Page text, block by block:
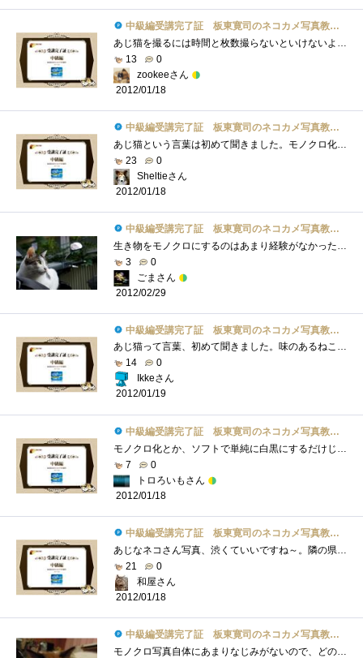
中級編受講完了証 板東寛司のネコカメ写真教室パート2
あじ猫を撮るには時間と枚数撮らないといけないような感じですね。モノクロ写真は絵画的でいいですね。カラーが当たり前の今では逆に新鮮に�...
13
0
zookeeさん
2012/01/18
中級編受講完了証 板東寛司のネコカメ写真教室パート2
あじ猫という言葉は初めて聞きました。モノクロ化も単純にモノクロに変更するだけではなくてコントラストを調整したりと猫の表情を引きたて�...
23
0
Sheltieさん
2012/01/18
中級編受講完了証 板東寛司のネコカメ写真教室パート2
生き物をモノクロにするのはあまり経験がなかったけど、やってみると雰囲気が変わって面白いと思いましたでも、そのさじ加減が難し～ レタ�...
3
0
ごまさん
2012/02/29
中級編受講完了証 板東寛司のネコカメ写真教室パート2
あじ猫って言葉、初めて聞きました。味のあるねこ？モノクロの写真もいい味出しています。昨日見たトップもモノクロでした。関係ないけど。Ph...
14
0
Ikkeさん
2012/01/19
中級編受講完了証 板東寛司のネコカメ写真教室パート2
モノクロ化とか、ソフトで単純に白黒にするだけじゃなくて色々調整してこそなんですね。その点は初めて知ったかも。これまでモノクロ写真は�...
7
0
トロろいもさん
2012/01/18
中級編受講完了証 板東寛司のネコカメ写真教室パート2
あじなネコさん写真、渋くていいですね～。隣の県にネコ寺があるらしく、撮りに行きたい・・・。モノクロにしてみるとまた違った雰囲気にな�...
21
0
和屋さん
2012/01/18
中級編受講完了証 板東寛司のネコカメ写真教室パート2
モノクロ写真自体にあまりなじみがないので、どのような特徴があるのかなど今一歩わかりませんでしたが、モノクロ写真にすることによって背�...